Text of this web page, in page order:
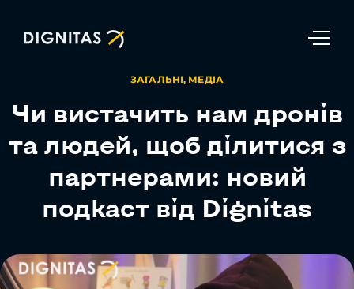
ЗАГАЛЬНІ, МЕДІА
Чи вистачить нам дронів
та людей, щоб ділитися з
партнерами: новий
подкаст від Dignitas